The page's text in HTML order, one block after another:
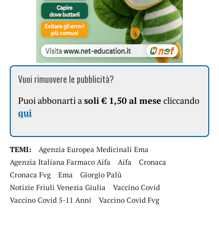
Vuoi rimuovere le pubblicità?
Puoi abbonarti asoli € 1,50 al mese cliccando
qui
TEMI:
Agenzia Europea Medicinali Ema
Agenzia Italiana Farmaco Aifa
Aifa
Cronaca
Cronaca Fvg
Ema
Giorgio Palù
Notizie Friuli Venezia Giulia
Vaccino Covid
Vaccino Covid 5-11 Anni
Vaccino Covid Fvg